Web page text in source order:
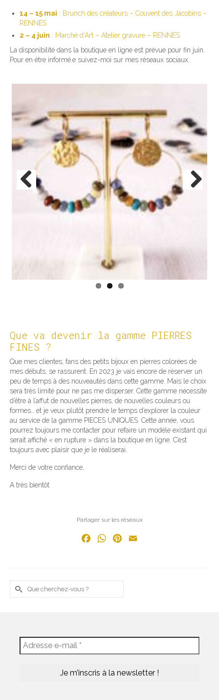
14 – 15 mai : Brunch des créateurs – Couvent des Jacobins –
RENNES
2 – 4 juin : Marché d’Art – Atelier gravure – RENNES
La disponibilité dans la boutique en ligne est prévue pour fin juin.
Pour en être informé.e suivez-moi sur mes réseaux sociaux.
Previous
Que va devenir la gamme PIERRES
FINES ?
Que mes clientes, fans des petits bijoux en pierres colorées de
mes débuts, se rassurent. En 2023 je vais encore de réserver un
peu de temps à des nouveautés dans cette gamme. Mais le choix
sera très limité pour ne pas me disperser. Cette gamme nécessite
d’être à l’affut de nouvelles pierres, de nouvelles couleurs ou
formes… et je veux plutôt prendre le temps d’explorer la couleur
au service de la gamme PIECES UNIQUES. Cette année, vous
pourrez toujours me contacter pour refaire un modèle existant qui
serait affiché « en rupture » dans la boutique en ligne. C’est
toujours avec plaisir que je le réaliserai.
Merci de votre confiance,
A très bientôt
Partager sur les réseaux
FacebookWhatsApp
Pinterest
Rechercher :